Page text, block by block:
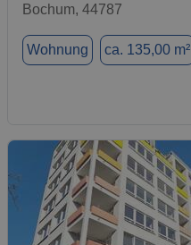
Bochum, 44787
Wohnung ca. 135,00 m²